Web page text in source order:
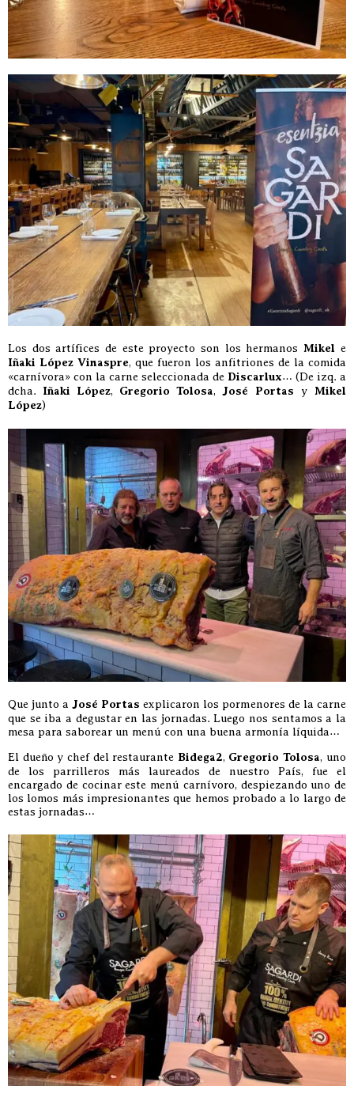
Los dos artífices de este proyecto son los hermanos Mikel e
Iñaki López Vinaspre, que fueron los anfitriones de la comida
«carnívora» con la carne seleccionada de Discarlux… (De izq. a
dcha. Iñaki López, Gregorio Tolosa, José Portas y Mikel
López)
Que junto a José Portas explicaron los pormenores de la carne
que se iba a degustar en las jornadas. Luego nos sentamos a la
mesa para saborear un menú con una buena armonía líquida…
El dueño y chef del restaurante Bidega2, Gregorio Tolosa, uno
de los parrilleros más laureados de nuestro País, fue el
encargado de cocinar este menú carnívoro, despiezando uno de
los lomos más impresionantes que hemos probado a lo largo de
estas jornadas…